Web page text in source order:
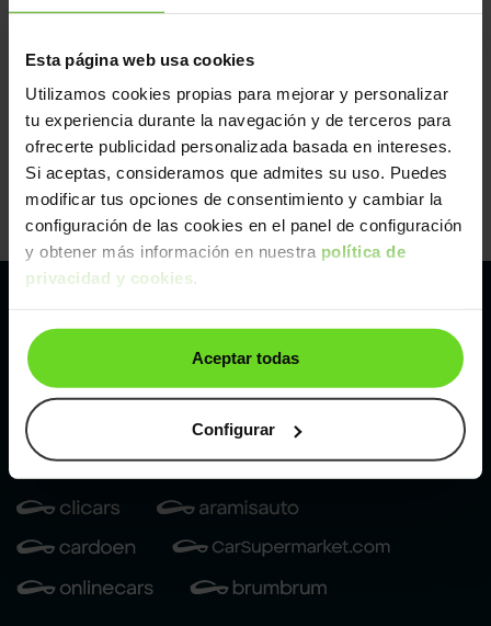
Esta página web usa cookies
Utilizamos cookies propias para mejorar y personalizar
tu experiencia durante la navegación y de terceros para
ofrecerte publicidad personalizada basada en intereses.
Si aceptas, consideramos que admites su uso. Puedes
modificar tus opciones de consentimiento y cambiar la
configuración de las cookies en el panel de configuración
y obtener más información en nuestra política de
privacidad y cookies.
Aceptar todas
Configurar
Pertenecemos al líder europeo de
compraventa de coches online
Con sede en: España, Francia, Bélgica, Reino Unido, Austria
e Italia.
¡Vendemos 1 coche por minuto!